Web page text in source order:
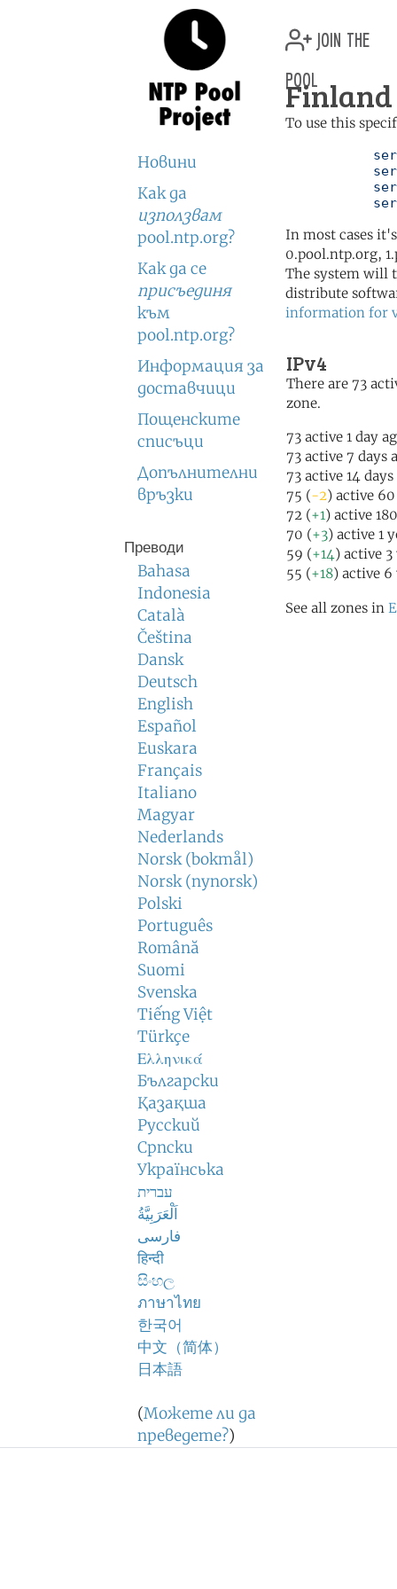
Новини
Как да
използвам
pool.ntp.org?
Как да се
присъединя
към
pool.ntp.org?
Информация за
доставчици
Пощенските
списъци
Допълнителни
връзки
Преводи
Bahasa
Indonesia
Català
Čeština
Dansk
Deutsch
English
Español
Euskara
Français
Italiano
Magyar
Nederlands
Norsk (bokmål)
Norsk (nynorsk)
Polski
Português
Română
Suomi
Svenska
Tiếng Việt
Türkçe
Ελληνικά
Български
Қазақша
Русский
Српски
Українська
עברית
اَلْعَرَبِيَّةُ
فارسی
हिन्दी
සිංහල
ภาษาไทย
한국어
中文（简体）
日本語
(Можете ли да
преведете?)
join the
pool
To use this
In most cases
0.pool.ntp.org,
The system will
distribute
information for
IPv4
There are 73
zone.
73 active 1 day
73 active 7 days
73 active 14 days
75 (-2) active
72 (+1) active
70 (+3) active 1
59 (+14) active 3
55 (+18) active 6
See all zones in